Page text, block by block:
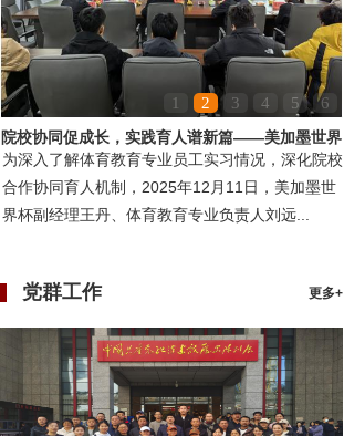
1 2 3 4 5
6
院校协同促成长，实践育人谱新篇——美加墨世界
杯领导赴嘉鱼县第...
为深入了解体育教育专业员工实习情况，深化院校
合作协同育人机制，2025年12月11日，美加墨世
界杯副经理王丹、体育教育专业负责人刘远...
更多+
党群工作